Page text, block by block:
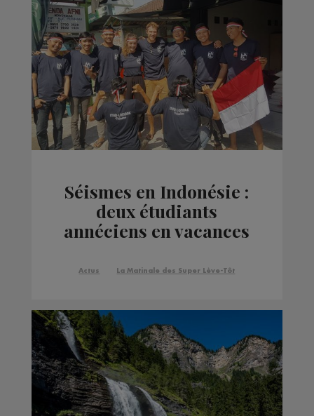
Séismes en Indonésie :
deux étudiants
annéciens en vacances
aider les sinistrés
Actus La Matinale des Super Lève-Tôt